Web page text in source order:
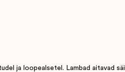
ja loopealsetel. Lambad aitavad